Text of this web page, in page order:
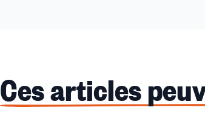
Ces articles